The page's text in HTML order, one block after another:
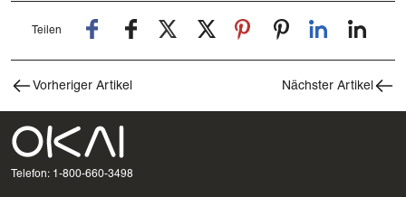
Teilen
Vorheriger Artikel Nächster Artikel
Telefon: 1-800-660-3498